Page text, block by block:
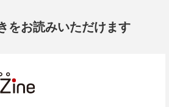
をお読みいただけます